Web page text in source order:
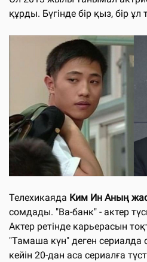
құрды. Бүгінде бір қыз, бір ұл
Телехикаяда Ким Ин Аның жас
сомдады. "Ва-банк" - актер
Актер ретінде карьерасын
"Тамаша күн" деген сериалда
кейін 20-дан аса сериалға